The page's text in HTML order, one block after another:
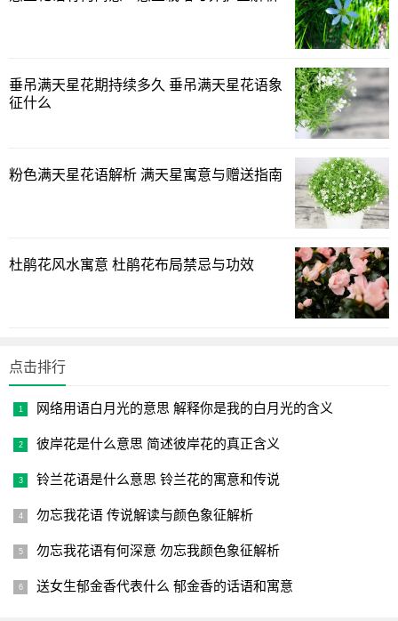
又是秋天，阿土也住下来等待花开，第二年春天，扶桑花也
像往年一样逐渐盛开，但是奇迹就在此时发生了，果然有一
棵扶桑花开出了美妙绝伦的红花。阿土激动地在树下挖出了
一坛黄金。后来，阿土成了村庄里最富有的人。
我想这个故事主要是告诉人们毅力是成功的前提吧，如果
阿呆相信他的梦想，只要坚持下去，这一坛金子就是他的。
垂吊满天星花期持续多久 垂吊满天星花语象
征什么
粉色满天星花语解析 满天星寓意与赠送指南
杜鹃花风水寓意 杜鹃花布局禁忌与功效
点击排行
网络用语白月光的意思 解释你是我的白月光的含义
彼岸花是什么意思 简述彼岸花的真正含义
铃兰花语是什么意思 铃兰花的寓意和传说
勿忘我花语 传说解读与颜色象征解析
勿忘我花语有何深意 勿忘我颜色象征解析
送女生郁金香代表什么 郁金香的话语和寓意